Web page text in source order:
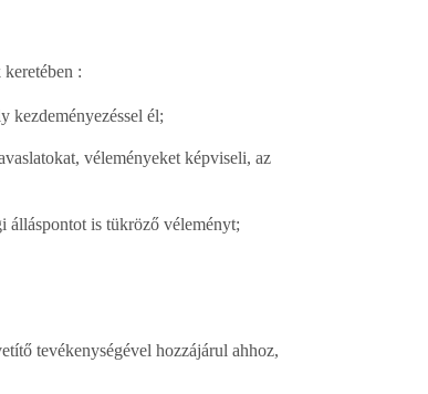
:
kezdeményezéssel él;
véleményeket képviseli, az
álláspontot is tükröző véleményt;
tevékenységével hozzájárul ahhoz,